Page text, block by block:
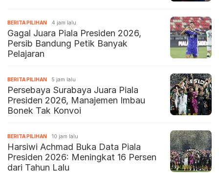
BERITA PILIHAN 4 jam lalu
Gagal Juara Piala Presiden 2026,
Persib Bandung Petik Banyak
Pelajaran
BERITA PILIHAN 5 jam lalu
Persebaya Surabaya Juara Piala
Presiden 2026, Manajemen Imbau
Bonek Tak Konvoi
BERITA PILIHAN 10 jam lalu
Harsiwi Achmad Buka Data Piala
Presiden 2026: Meningkat 16 Persen
dari Tahun Lalu